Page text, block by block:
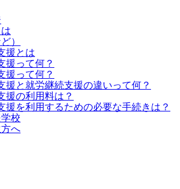
）
援とは
援って何？
援って何？
援と就労継続支援の違いって何？
援の利用料は？
援を利用するための必要な手続きは？
校
へ